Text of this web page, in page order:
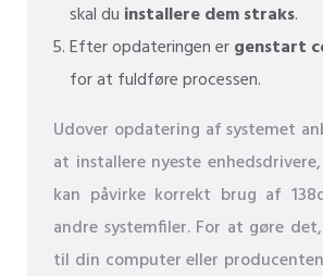
skal du installere dem straks.
Efter opdateringen ergenstart
for at fuldføre processen.
Udover opdatering af systemet
at installere nyeste
kan påvirke korrekt brug af
andre systemfiler. For at gøre
til din computer eller